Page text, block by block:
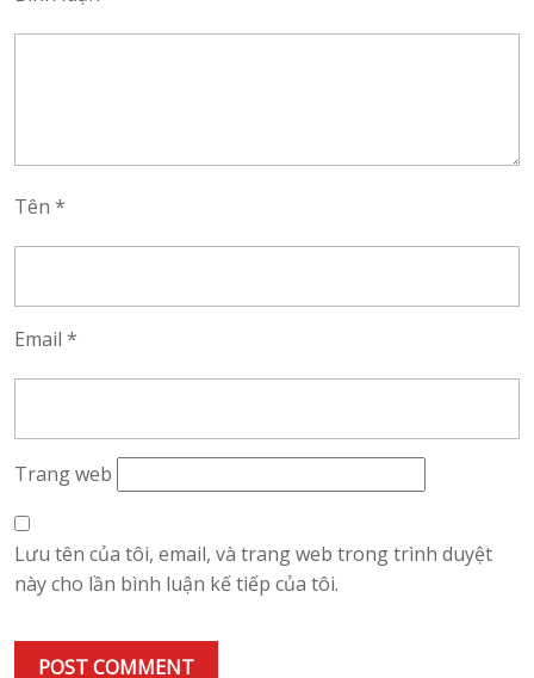
Tên *
Email *
Trang web
Lưu tên của tôi, email, và trang web trong trình duyệt
này cho lần bình luận kế tiếp của tôi.